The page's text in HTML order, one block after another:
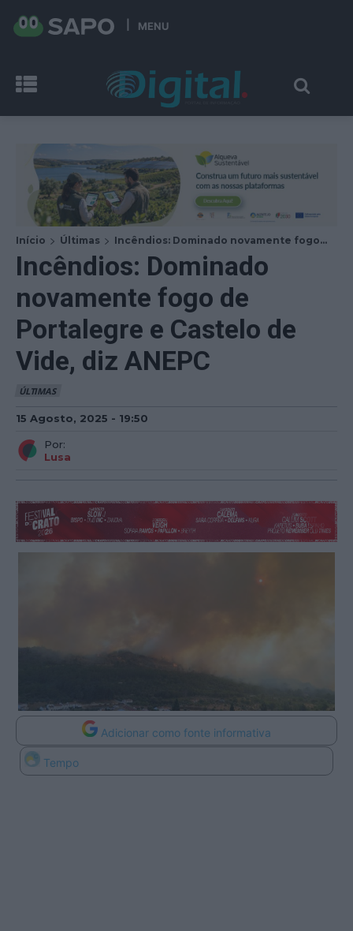
MENU
Início Últimas Incêndios: Dominado novamente fogo...
Incêndios: Dominado
novamente fogo de
Portalegre e Castelo de
Vide, diz ANEPC
ÚLTIMAS
15 Agosto, 2025 - 19:50
Por:
Lusa
Adicionar como fonte informativa
Tempo